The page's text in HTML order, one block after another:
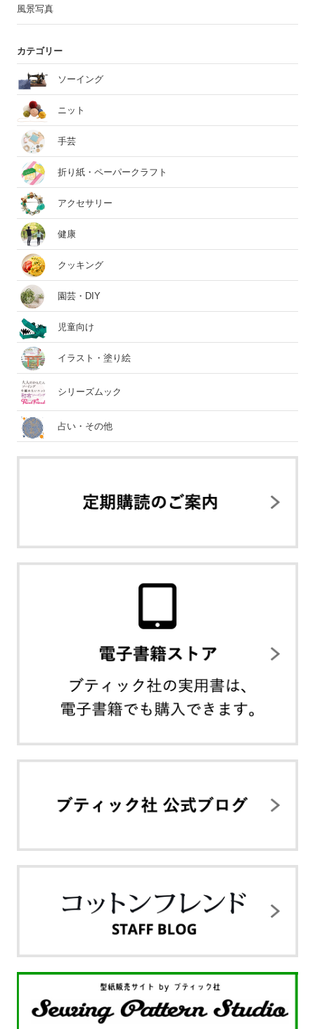
風景写真
カテゴリー
ソーイング
ニット
手芸
折り紙・ペーパークラフト
アクセサリー
健康
クッキング
園芸・DIY
児童向け
イラスト・塗り絵
シリーズムック
占い・その他